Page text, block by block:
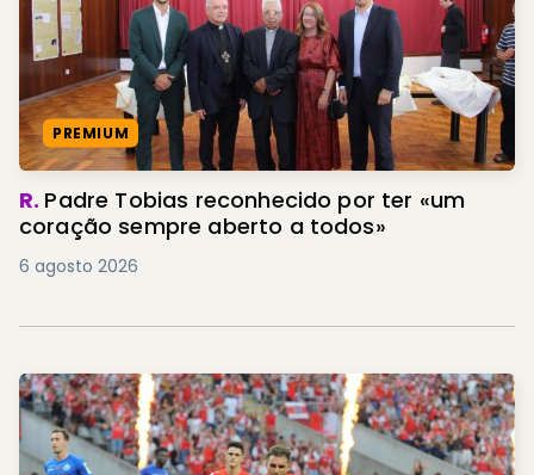
PREMIUM
R. Padre Tobias reconhecido por ter «um
coração sempre aberto a todos»
6 agosto 2026